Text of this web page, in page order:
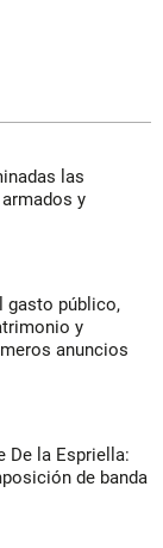
las
y
gasto público,
y
anuncios
De la Espriella:
de banda